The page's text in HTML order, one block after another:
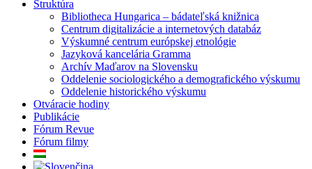
Štruktúra
Bibliotheca Hungarica – bádateľská knižnica
Centrum digitalizácie a internetových databáz
Výskumné centrum európskej etnológie
Jazyková kancelária Gramma
Archív Maďarov na Slovensku
Oddelenie sociologického a demografického výskumu
Oddelenie historického výskumu
Otváracie hodiny
Publikácie
Fórum Revue
Fórum filmy